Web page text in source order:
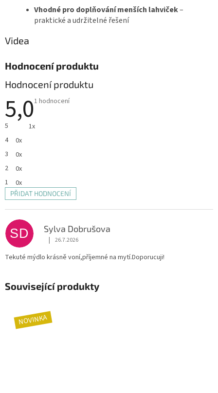
Vhodné pro doplňování menších lahviček–
praktické a udržitelné řešení
Videa
Hodnocení produktu
Hodnocení produktu
5,0Průměrné
5,0
1 hodnocení
5
1x
4
0x
3
0x
2
0x
1
0x
PŘIDAT HODNOCENÍ
ý
p
i
s
o
o
SD Sylva Dobrušova
Hodnocení produktu je 5 z 5 hvězdiček.
| 26.7.2026
Tekuté mýdlo krásně voní,příjemné na mytí.Doporucuji!
Související produkty
NOVINKA